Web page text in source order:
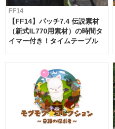
FF14
【FF14】パッチ7.4 伝説素材
（新式IL770用素材）の時間タ
イマー付き！タイムテーブル